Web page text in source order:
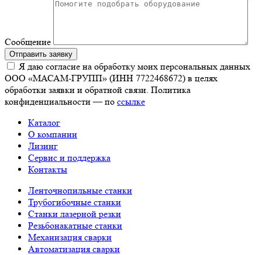
Сообщение
Отправить заявку
Я даю согласие на обработку моих персональных данных
ООО «МАСАМ-ГРУПП» (ИНН 7722468672) в целях
обработки заявки и обратной связи. Политика
конфиденциальности — по ссылке
Каталог
О компании
Лизинг
Сервис и поддержка
Контакты
Ленточнопильные станки
Трубогибочные станки
Станки лазерной резки
Резьбонакатные станки
Механизация сварки
Автоматизация сварки